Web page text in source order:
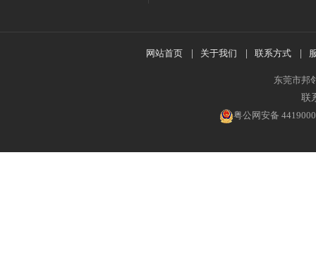
网站首页 关于我们 联系方式
东莞市邦
联
粤公网安备